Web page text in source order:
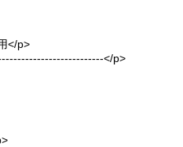
</p>
</p>